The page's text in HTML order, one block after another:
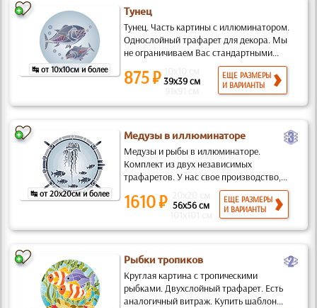
↹ от 10x10см и более
Тунец
Тунец. Часть картины с иллюминатором.
Однослойный трафарет для декора. Мы
не ограничиваем Вас стандартными...
875 ₽39x39 см
ЕЩЕ РАЗМЕРЫ
И ВАРИАНТЫ
↹ от 20x20см и более
Медузы в иллюминаторе c
Медузы и рыбы в иллюминаторе.
Комплект из двух независимых
трафаретов. У нас свое производство,...
1610 ₽ 56x56 см
ЕЩЕ РАЗМЕРЫ
И ВАРИАНТЫ
Рыбки тропиков b
Круглая картина с тропическими
рыбками. Двухслойный трафарет. Есть
аналогичный витраж. Купить шаблон...